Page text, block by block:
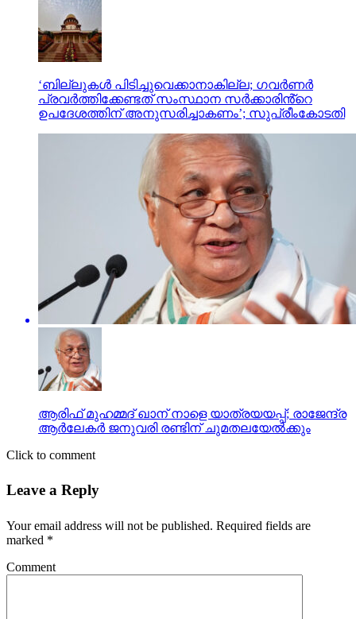
‘ബില്ലുകൾ പിടിച്ചുവെക്കാനാകില്ല; ഗവർണർ
പ്രവർത്തിക്കേണ്ടത് സംസ്ഥാന സർക്കാരിൻ്റെ
ഉപദേശത്തിന് അനുസരിച്ചാകണം’; സുപ്രീംകോടതി
ആരിഫ് മുഹമ്മദ് ഖാന് നാളെ യാത്രയയപ്പ്; രാജേന്ദ്ര
ആർലേകർ ജനുവരി രണ്ടിന് ചുമതലയേൽക്കും
Click to comment
Leave a Reply
Your email address will not be published. Required fields are
marked *
Comment